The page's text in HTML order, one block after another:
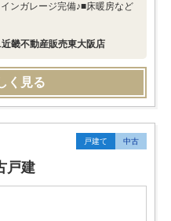
ンガレージ完備♪■床暖房など
畿不動産販売東大阪店
く見る
戸建て 中古
戸建